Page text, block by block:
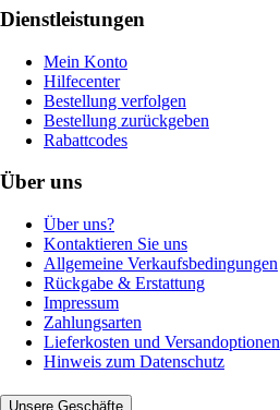
Dienstleistungen
Mein Konto
Hilfecenter
Bestellung verfolgen
Bestellung zurückgeben
Rabattcodes
Über uns
Über uns?
Kontaktieren Sie uns
Allgemeine Verkaufsbedingungen
Rückgabe & Erstattung
Impressum
Zahlungsarten
Lieferkosten und Versandoptionen
Hinweis zum Datenschutz
Unsere Geschäfte